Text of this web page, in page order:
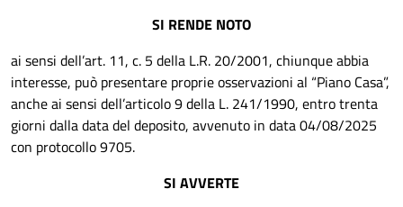
SI RENDE NOTO
ai sensi dell’art. 11, c. 5 della L.R. 20/2001, chiunque abbia
interesse, può presentare proprie osservazioni al “Piano Casa”,
anche ai sensi dell’articolo 9 della L. 241/1990, entro trenta
giorni dalla data del deposito, avvenuto in data 04/08/2025
con protocollo 9705.
SI AVVERTE